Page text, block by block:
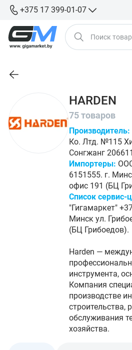
+375 17 399-01-07
HARDEN
75 товаров
Производитель:
Ко. Лтд. №115
Сонгжанг
Импортеры:
6151555. г.
офис 191 (БЦ
Список сервис-
"Гигамаркет"
Минск ул.
(БЦ Грибоедов).
Harden —
инструмента,
Компания
производстве
строительства,
обслуживания
хозяйства.